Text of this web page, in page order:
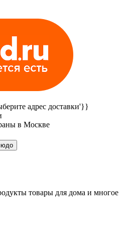
адрес доставки'}}
в Москве
товары для дома и многое